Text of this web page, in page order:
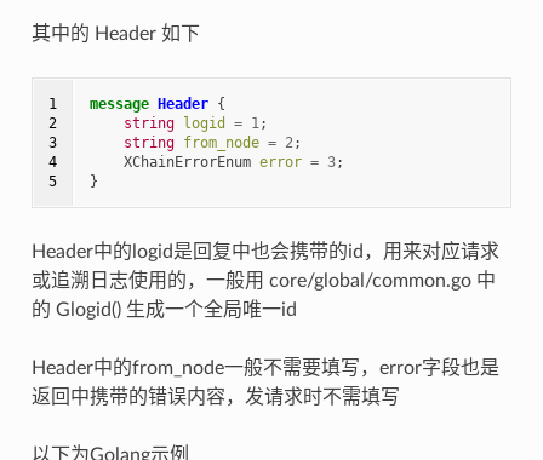
其中的 Header 如下
1
2
3
4
5
message Header {
string
logid = 1;
string from_node = 2;
XChainErrorEnum error = 3;
}
Header中的logid是回复中也会携带的id，用来对应请求
或追溯日志使用的，一般用 core/global/common.go 中
的 Glogid() 生成一个全局唯一id
Header中的from_node一般不需要填写，error字段也是
返回中携带的错误内容，发请求时不需填写
以下为Golang示例